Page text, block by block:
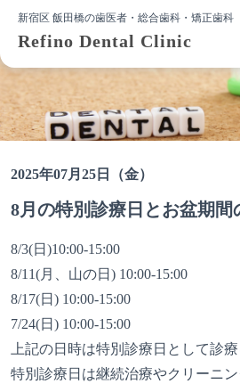
新宿区 飯田橋の歯医者・総合歯科・矯正歯科
Refino Dental Clinic
2025年07月25日（金）
8月の特別診療日とお盆期間
8/3(日)10:00-15:00
8/11(月、山の日) 10:00-15:00
8/17(日) 10:00-15:00
7/24(日) 10:00-15:00
上記の日時は特別診療日として診
特別診療日は継続治療やクリーニ